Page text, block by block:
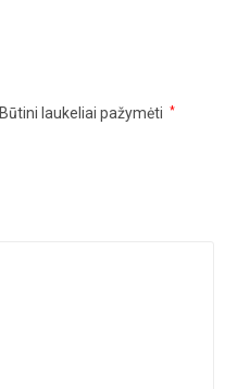
Būtini laukeliai pažymėti *